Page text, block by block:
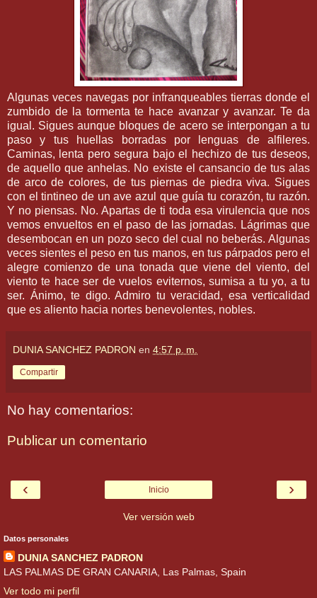
Algunas veces navegas por infranqueables tierras donde el
zumbido de la tormenta te hace avanzar y avanzar. Te da
igual. Sigues aunque bloques de acero se interpongan a tu
paso y tus huellas borradas por lenguas de alfileres.
Caminas, lenta pero segura bajo el hechizo de tus deseos,
de aquello que anhelas. No existe el cansancio de tus alas
de arco de colores, de tus piernas de piedra viva. Sigues
con el tintineo de un ave azul que guía tu corazón, tu razón.
Y no piensas. No. Apartas de ti toda esa virulencia que nos
vemos envueltos en el paso de las jornadas. Lágrimas que
desembocan en un pozo seco del cual no beberás. Algunas
veces sientes el peso en tus manos, en tus párpados pero el
alegre comienzo de una tonada que viene del viento, del
viento te hace ser de vuelos eviternos, sumisa a tu yo, a tu
ser. Ánimo, te digo. Admiro tu veracidad, esa verticalidad
que es aliento hacia nortes benevolentes, nobles.
DUNIA SANCHEZ PADRON en 4:57 p. m.
Compartir
No hay comentarios:
Publicar un comentario
‹ ›
Inicio
Ver versión web
Datos personales
DUNIA SANCHEZ PADRON
LAS PALMAS DE GRAN CANARIA, Las Palmas, Spain
Ver todo mi perfil